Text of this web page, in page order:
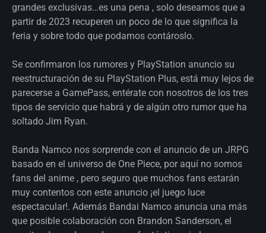
grandes exclusivas…es una pena , solo deseamos que a
partir de 2023 recuperen un poco de lo que significa la
feria y sobre todo que podamos contároslo.
Se confirmaron los rumores y PlayStation anuncio su
reestructuración de su PlayStation Plus, está muy lejos de
parecerse a GamePass, entérate con nosotros de los tres
tipos de servicio que habrá y de algún otro rumor que ha
soltado Jim Ryan.
Banda Namco nos sorprende con el anuncio de un JRPG
basado en el universo de One Piece, por aquí no somos
fans del anime , pero seguro que muchos fans estarán
muy contentos con este anuncio ¡el juego luce
espectacular!. Además Bandai Namco anuncia una más
que posible colaboración con Brandon Sanderson, el